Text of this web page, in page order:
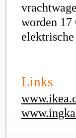
worden 17
Links